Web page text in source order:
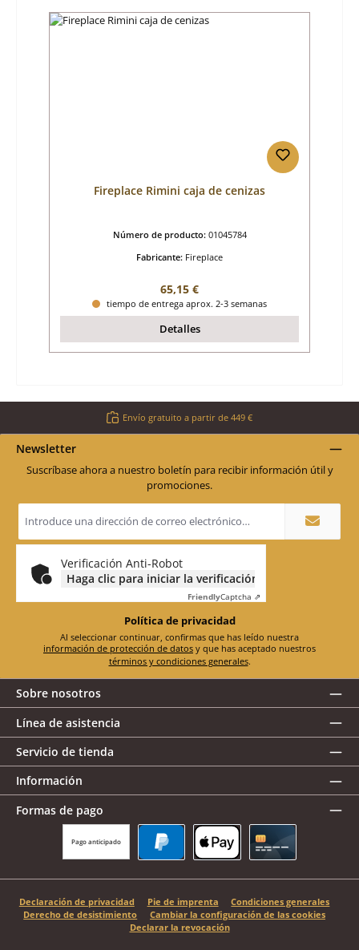
Fireplace Rimini caja de cenizas
Número de producto: 01045784
Fabricante: Fireplace
Precio normal:
65,15 €
tiempo de entrega aprox. 2-3 semanas
Detalles
Envío gratuito a partir de 449 €
Newsletter
Suscríbase ahora a nuestro boletín para recibir información útil y
promociones.
de
electrónico
Verificación Anti-Robot
Haga clic para iniciar la verificación
FriendlyCaptcha ⇗
Política de privacidad
información de protección de datos
términos y condiciones generales.
Sobre nosotros
Línea de asistencia
Servicio de tienda
Información
Formas de pago
Pago anticipado
Declaración de privacidad Pie de imprenta
Condiciones generales
Derecho de desistimiento
Cambiar la configuración de las cookies
Declarar la revocación